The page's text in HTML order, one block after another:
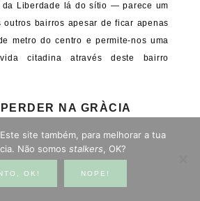
da Liberdade lá do sítio — parece um
outros bairros apesar de ficar apenas
metro do centro e permite-nos uma
citadina através deste bairro
NA GRÀCIA
Este site também, para melhorar a tua
Não somos stalkers , OK?
OK! NOPE!